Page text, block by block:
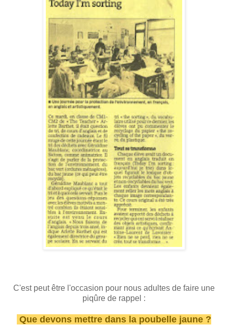
C'est peut être l'occasion pour nous adultes de faire une
piqûre de rappel :
Que devons mettre dans la poubelle jaune ?